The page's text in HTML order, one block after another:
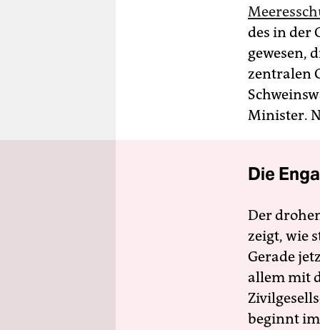
des in der
gewesen,
zentralen
Minister.
Die
Der
zeigt, wie
Gerade
allem mit
beginnt